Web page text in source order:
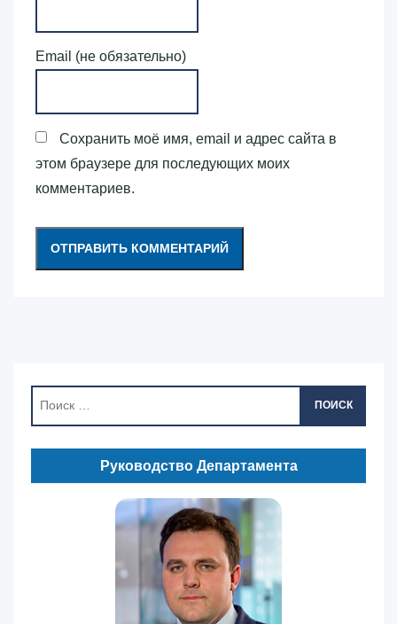
Email (не обязательно)
Сохранить моё имя, email и адрес сайта в
этом браузере для последующих моих
комментариев.
ПОИСК
Руководство Департамента